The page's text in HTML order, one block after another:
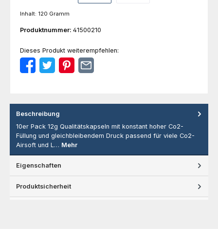
Inhalt: 120 Gramm
Produktnummer: 41500210
Dieses Produkt weiterempfehlen:
Beschreibung
10er Pack 12g Qualitätskapseln mit konstant hoher Co2-
Füllung und gleichbleibendem Druck passend für viele Co2-
Airsoft und L… Mehr
Eigenschaften
Produktsicherheit